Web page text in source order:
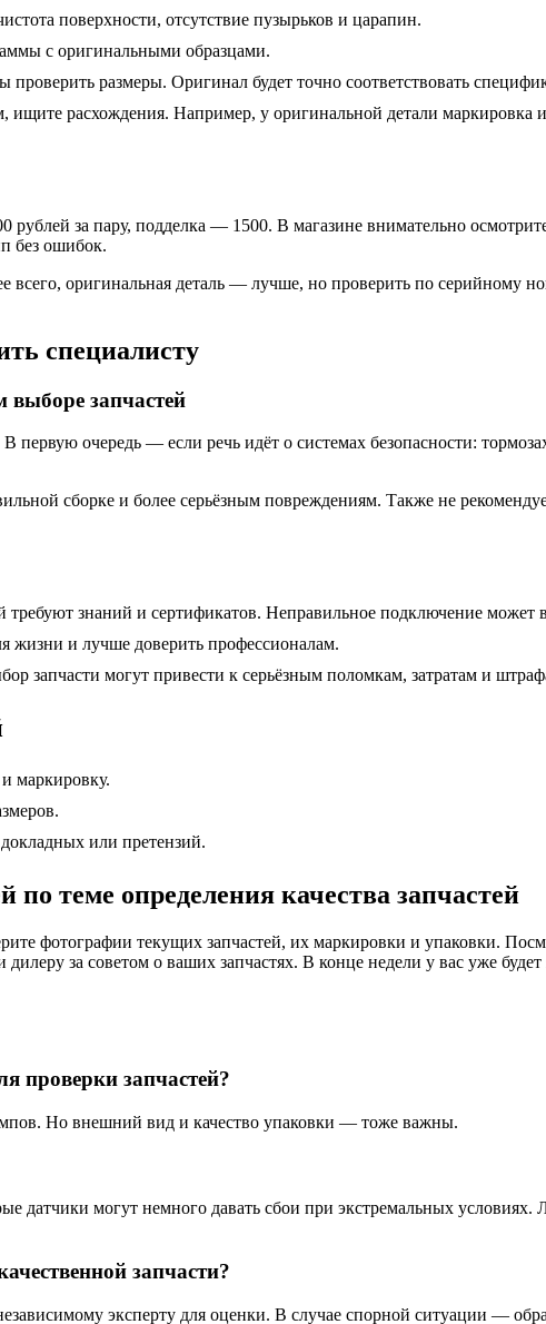
поверхности, отсутствие пузырьков и царапин.
с оригинальными образцами.
проверить размеры. Оригинал будет точно соответствовать
ищите расхождения. Например, у оригинальной детали
за пару, подделка — 1500. В магазине внимательно
без ошибок.
оригинальная деталь — лучше, но проверить по серийному
специалисту
выборе запчастей
первую очередь — если речь идёт о системах безопасности:
сборке и более серьёзным повреждениям. Также не
требуют знаний и сертификатов. Неправильное подключение может
жизни и лучше доверить профессионалам.
запчасти могут привести к серьёзным поломкам, затратам и
маркировку.
или претензий.
теме определения качества запчастей
фотографии текущих запчастей, их маркировки и упаковки.
за советом о ваших запчастях. В конце недели у вас уже
проверки запчастей?
Но внешний вид и качество упаковки — тоже важны.
могут немного давать сбои при экстремальных условиях.
запчасти?
эксперту для оценки. В случае спорной ситуации —